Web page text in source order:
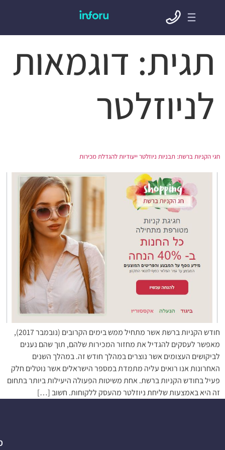
תגית: דוגמאות
לניוזלטר
חגי הקניות ברשת: תבניות ניוזלטר ייעודיות להגדלת מכירות
חודש הקניות ברשת אשר מתחיל ממש בימים הקרובים (נובמבר 2017),
מאפשר לעסקים להגדיל את מחזור המכירות שלהם, תוך שהם נענים
לביקושים העצומים אשר נוצרים במהלך חודש זה. במהלך השנים
האחרונות אנו רואים עליה מתמדת במספר הישראלים אשר נוטלים חלק
פעיל בחודש הקניות ברשת. אחת משיטות הפעולה היעילות ביותר בתחום
זה היא באמצעות שליחת ניוזלטר מהעסק ללקוחות. חשוב […]